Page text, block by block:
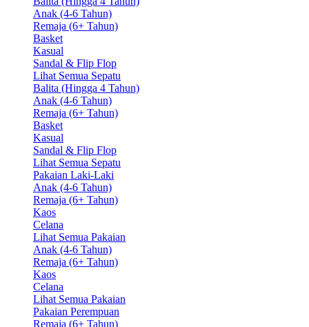
Anak (4-6 Tahun)
Remaja (6+ Tahun)
Basket
Kasual
Sandal & Flip Flop
Lihat Semua Sepatu
Balita (Hingga 4 Tahun)
Anak (4-6 Tahun)
Remaja (6+ Tahun)
Basket
Kasual
Sandal & Flip Flop
Lihat Semua Sepatu
Pakaian Laki-Laki
Anak (4-6 Tahun)
Remaja (6+ Tahun)
Kaos
Celana
Lihat Semua Pakaian
Anak (4-6 Tahun)
Remaja (6+ Tahun)
Kaos
Celana
Lihat Semua Pakaian
Pakaian Perempuan
Remaja (6+ Tahun)